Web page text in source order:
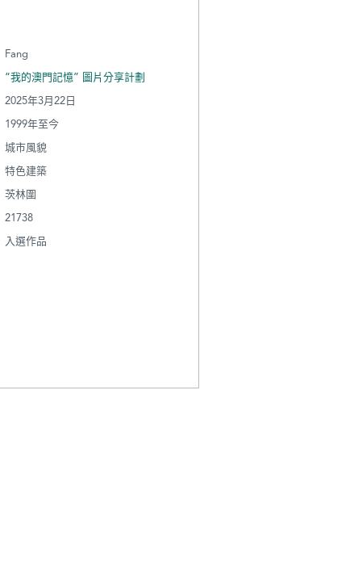
Fang
“我的澳門記憶” 圖片分享計劃
2025年3月22日
1999年至今
城市風貌
特色建築
茨林圍
21738
入選作品